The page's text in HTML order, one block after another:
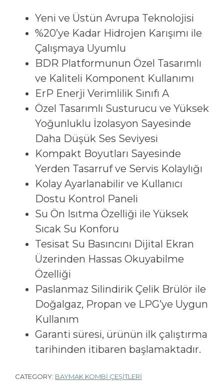
Yeni ve Üstün Avrupa Teknolojisi
%20’ye Kadar Hidrojen Karışımı ile
Çalışmaya Uyumlu
BDR Platformunun Özel Tasarımlı
ve Kaliteli Komponent Kullanımı
ErP Enerji Verimlilik Sınıfı A
Özel Tasarımlı Susturucu ve Yüksek
Yoğunluklu İzolasyon Sayesinde
Daha Düşük Ses Seviyesi
Kompakt Boyutları Sayesinde
Yerden Tasarruf ve Servis Kolaylığı
Kolay Ayarlanabilir ve Kullanıcı
Dostu Kontrol Paneli
Su Ön Isıtma Özelliği ile Yüksek
Sıcak Su Konforu
Tesisat Su Basıncını Dijital Ekran
Üzerinden Hassas Okuyabilme
Özelliği
Paslanmaz Silindirik Çelik Brülör ile
Doğalgaz, Propan ve LPG’ye Uygun
Kullanım
Garanti süresi, ürünün ilk çalıştırma
tarihinden itibaren başlamaktadır.
CATEGORY: BAYMAK KOMBİ ÇEŞİTLERİ